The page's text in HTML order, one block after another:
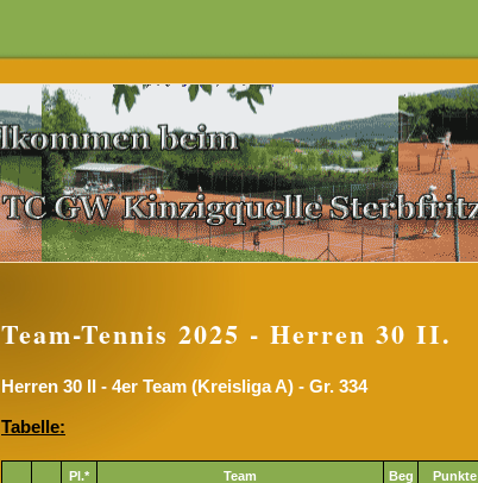
Team-Tennis 2025 - Herren 30 II.
Herren 30 II - 4er Team (Kreisliga A) - Gr. 334
Tabelle:
Pl.* Team Beg Punkte